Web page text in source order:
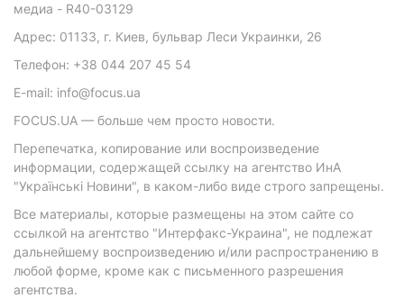
медиа - R40-03129
Адрес: 01133, г. Киев, бульвар Леси Украинки, 26
Телефон: +38 044 207 45 54
E-mail: info@focus.ua
FOCUS.UA — больше чем просто новости.
Перепечатка, копирование или воспроизведение
информации, содержащей ссылку на агентство ИнА
"Українські Новини", в каком-либо виде строго запрещены.
Все материалы, которые размещены на этом сайте со
ссылкой на агентство "Интерфакс-Украина", не подлежат
дальнейшему воспроизведению и/или распространению в
любой форме, кроме как с письменного разрешения
агентства.